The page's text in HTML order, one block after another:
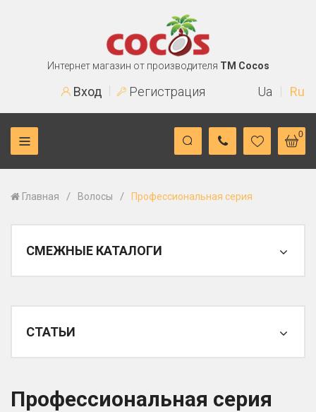
Интернет магазин от производителя TM Cocos
Вход Регистрация Ua Ru
0
Главная / Волосы / Профессиональная серия
СМЕЖНЫЕ КАТАЛОГИ
СТАТЬИ
Профессиональная серия